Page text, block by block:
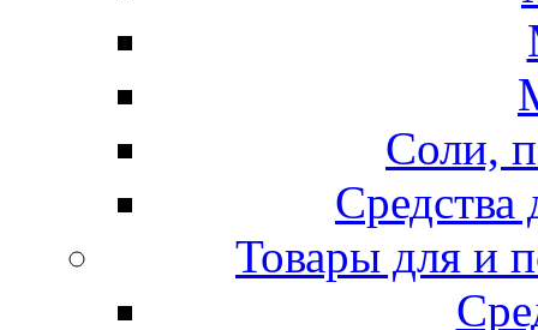
Соли,
Товары для и